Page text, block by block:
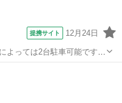
提携サイト 12月24日
よっては2台駐車可能です♪
地売買